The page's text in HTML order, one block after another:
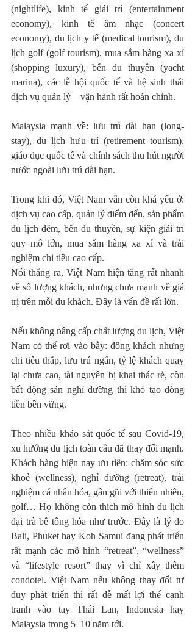
(nightlife), kinh tế giải trí (entertainment
economy), kinh tế âm nhạc (concert
economy), du lịch y tế (medical tourism), du
lịch golf (golf tourism), mua sắm hàng xa xỉ
(shopping luxury), bến du thuyền (yacht
marina), các lễ hội quốc tế và hệ sinh thái
dịch vụ quản lý – vận hành rất hoàn chỉnh.
Malaysia mạnh về: lưu trú dài hạn (long-
stay), du lịch hưu trí (retirement tourism),
giáo dục quốc tế và chính sách thu hút người
nước ngoài lưu trú dài hạn.
Trong khi đó, Việt Nam vẫn còn khá yếu ở:
dịch vụ cao cấp, quản lý điểm đến, sản phẩm
du lịch đêm, bến du thuyền, sự kiện giải trí
quy mô lớn, mua sắm hàng xa xỉ và trải
nghiệm chi tiêu cao cấp.
Nói thẳng ra, Việt Nam hiện tăng rất nhanh
về số lượng khách, nhưng chưa mạnh về giá
trị trên mỗi du khách. Đây là vấn đề rất lớn.
Nếu không nâng cấp chất lượng du lịch, Việt
Nam có thể rơi vào bẫy: đông khách nhưng
chi tiêu thấp, lưu trú ngắn, tỷ lệ khách quay
lại chưa cao, tài nguyên bị khai thác rẻ, còn
bất động sản nghỉ dưỡng thì khó tạo dòng
tiền bền vững.
Theo nhiều khảo sát quốc tế sau Covid-19,
xu hướng du lịch toàn cầu đã thay đổi mạnh.
Khách hàng hiện nay ưu tiên: chăm sóc sức
khoẻ (wellness), nghỉ dưỡng (retreat), trải
nghiệm cá nhân hóa, gần gũi với thiên nhiên,
golf… Họ không còn thích mô hình du lịch
đại trà bê tông hóa như trước. Đây là lý do
Bali, Phuket hay Koh Samui đang phát triển
rất mạnh các mô hình “retreat”, “wellness”
và “lifestyle resort” thay vì chỉ xây thêm
condotel. Việt Nam nếu không thay đổi tư
duy phát triển thì rất dễ mất lợi thế cạnh
tranh vào tay Thái Lan, Indonesia hay
Malaysia trong 5–10 năm tới.